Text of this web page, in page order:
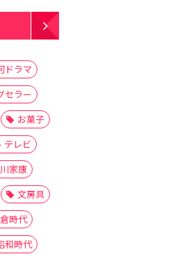
ドラマ
セラー
お菓子
テレビ
家康
文房具
時代
和時代